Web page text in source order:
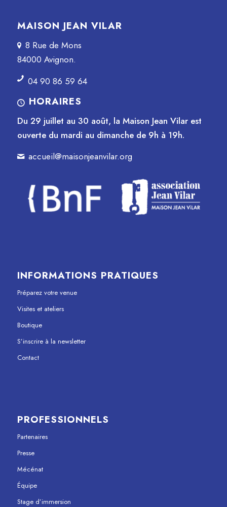
MAISON JEAN VILAR
8 Rue de Mons
84000 Avignon.
04 90 86 59 64
HORAIRES
Du 29 juillet au 30 août, la Maison Jean Vilar est
ouverte du mardi au dimanche de 9h à 19h.
accueil@maisonjeanvilar.org
INFORMATIONS PRATIQUES
Préparez votre venue
Visites et ateliers
Boutique
S’inscrire à la newsletter
Contact
PROFESSIONNELS
Partenaires
Presse
Mécénat
Équipe
Stage d’immersion